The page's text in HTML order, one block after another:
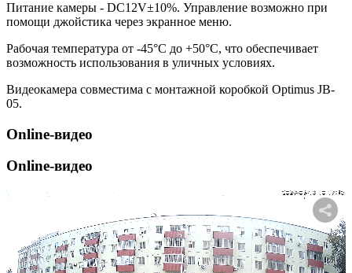
Питание камеры - DC12V±10%. Управление возможно при
помощи джойстика через экранное меню.
Рабочая температура от -45°С до +50°С, что обеспечивает
возможность использования в уличных условиях.
Видеокамера совместима с монтажной коробкой Optimus JB-
05.
Online-видео
Online-видео